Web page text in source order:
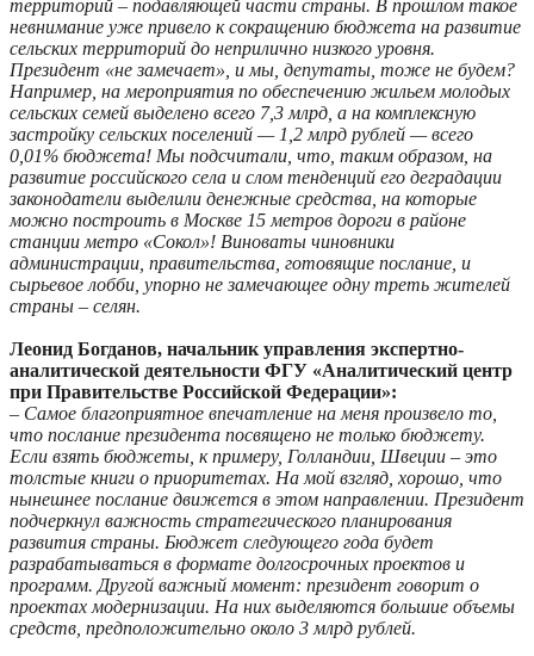
территорий – подавляющей части страны. В прошлом такое
невнимание уже привело к сокращению бюджета на развитие
сельских территорий до неприлично низкого уровня.
Президент «не замечает», и мы, депутаты, тоже не будем?
Например, на мероприятия по обеспечению жильем молодых
сельских семей выделено всего 7,3 млрд, а на комплексную
застройку сельских поселений — 1,2 млрд рублей — всего
0,01% бюджета! Мы подсчитали, что, таким образом, на
развитие российского села и слом тенденций его деградации
законодатели выделили денежные средства, на которые
можно построить в Москве 15 метров дороги в районе
станции метро «Сокол»! Виноваты чиновники
администрации, правительства, готовящие послание, и
сырьевое лобби, упорно не замечающее одну треть жителей
страны – селян.
Леонид Богданов, начальник управления экспертно-
аналитической деятельности ФГУ «Аналитический центр
при Правительстве Российской Федерации»:
– Самое благоприятное впечатление на меня произвело то,
что послание президента посвящено не только бюджету.
Если взять бюджеты, к примеру, Голландии, Швеции – это
толстые книги о приоритетах. На мой взгляд, хорошо, что
нынешнее послание движется в этом направлении. Президент
подчеркнул важность стратегического планирования
развития страны. Бюджет следующего года будет
разрабатываться в формате долгосрочных проектов и
программ. Другой важный момент: президент говорит о
проектах модернизации. На них выделяются большие объемы
средств, предположительно около 3 млрд рублей.